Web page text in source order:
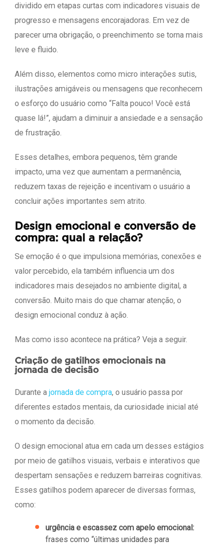
dividido em etapas curtas com indicadores visuais de
progresso e mensagens encorajadoras. Em vez de
parecer uma obrigação, o preenchimento se torna mais
leve e fluido.
Além disso, elementos como micro interações sutis,
ilustrações amigáveis ou mensagens que reconhecem
o esforço do usuário como “Falta pouco! Você está
quase lá!”, ajudam a diminuir a ansiedade e a sensação
de frustração.
Esses detalhes, embora pequenos, têm grande
impacto, uma vez que aumentam a permanência,
reduzem taxas de rejeição e incentivam o usuário a
concluir ações importantes sem atrito.
Design emocional e conversão de
compra: qual a relação?
Se emoção é o que impulsiona memórias, conexões e
valor percebido, ela também influencia um dos
indicadores mais desejados no ambiente digital, a
conversão. Muito mais do que chamar atenção, o
design emocional conduz à ação.
Mas como isso acontece na prática? Veja a seguir.
Criação de gatilhos emocionais na
jornada de decisão
Durante a jornada de compra, o usuário passa por
diferentes estados mentais, da curiosidade inicial até
o momento da decisão.
O design emocional atua em cada um desses estágios
por meio de gatilhos visuais, verbais e interativos que
despertam sensações e reduzem barreiras cognitivas.
Esses gatilhos podem aparecer de diversas formas,
como:
urgência e escassez com apelo emocional:
frases como “últimas unidades para